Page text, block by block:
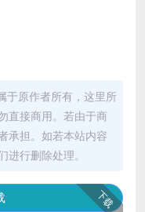
于原作者所有，这里所
直接商用。若由于商
承担。如若本站内容
行删除处理。
下载